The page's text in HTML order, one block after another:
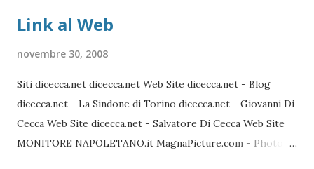
Link al Web
novembre 30, 2008
Siti dicecca.net dicecca.net Web Site dicecca.net - Blog
dicecca.net - La Sindone di Torino dicecca.net - Giovanni Di
Cecca Web Site dicecca.net - Salvatore Di Cecca Web Site
MONITORE NAPOLETANO.it MagnaPicture.com - Photo